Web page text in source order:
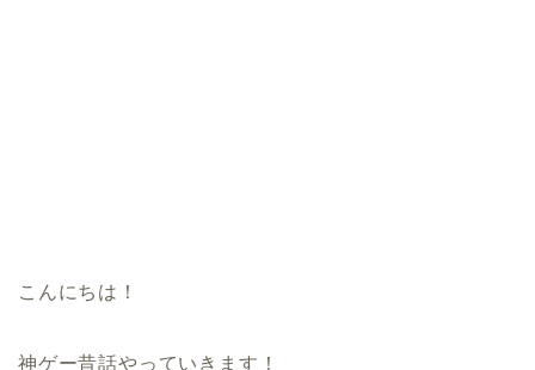
こんにちは！
神ゲー昔話やっていきます！